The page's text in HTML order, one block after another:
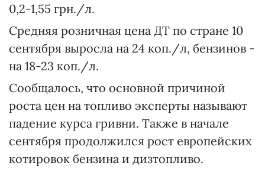
0,2-1,55 грн./л.
Средняя розничная цена ДТ по стране 10
сентября выросла на 24 коп./л, бензинов -
на 18-23 коп./л.
Сообщалось, что основной причиной
роста цен на топливо эксперты называют
падение курса гривни. Также в начале
сентября продолжился рост европейских
котировок бензина и дизтопливо.